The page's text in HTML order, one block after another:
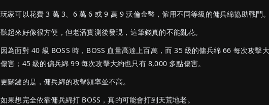
玩家可以花費 3 萬 3、6 萬 6 或 9 萬 9 沃倫金幣，僱用不同等級的傭兵綿協助戰鬥。
聽起來好像很方便，但老潘實測後發現，這筆錢真的不能亂花。
因為面對 40 級 BOSS 時，BOSS 血量高達上百萬，而 35 級的傭兵綿 66 每次攻擊
傷害；45 級的傭兵綿 99 每次攻擊大約也只有 8,000 多點傷害。
更關鍵的是，傭兵綿的攻擊頻率並不高。
如果想完全依靠傭兵綿打 BOSS，真的可能會打到天荒地老。